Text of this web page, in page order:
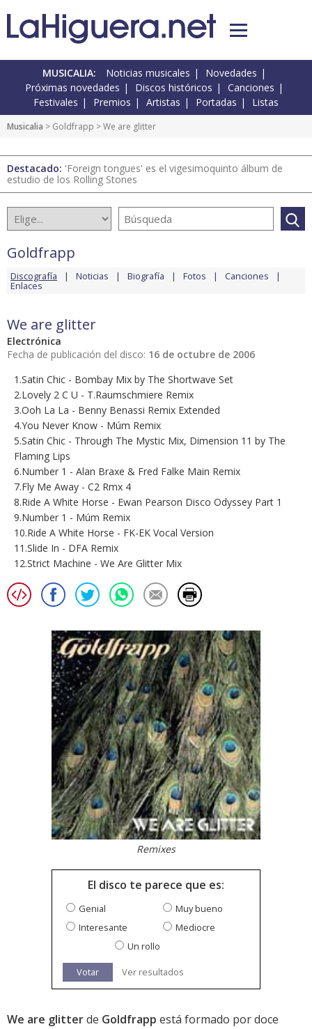
MUSICALIA: Noticias musicales
Novedades
Próximas novedades
Discos históricos
Canciones
Festivales
Premios Artistas Portadas Listas
Musicalia > Goldfrapp > We are glitter
Destacado: 'Foreign tongues' es el vigesimoquinto álbum de
estudio de los Rolling Stones
Goldfrapp
Discografía Noticias Biografía Fotos Canciones
Enlaces
We are glitter
Electrónica
Fecha de publicación del disco: 16 de octubre de 2006
1.Satin Chic - Bombay Mix by The Shortwave Set
2.Lovely 2 C U - T.Raumschmiere Remix
3.Ooh La La - Benny Benassi Remix Extended
4.You Never Know - Múm Remix
5.Satin Chic - Through The Mystic Mix, Dimension 11 by The
Flaming Lips
6.Number 1 - Alan Braxe & Fred Falke Main Remix
7.Fly Me Away - C2 Rmx 4
8.Ride A White Horse - Ewan Pearson Disco Odyssey Part 1
9.Number 1 - Múm Remix
10.Ride A White Horse - FK-EK Vocal Version
11.Slide In - DFA Remix
12.Strict Machine - We Are Glitter Mix
Remixes
El disco te parece que es:
Genial
Muy bueno
Interesante
Mediocre
Un rollo
Votar Ver resultados
We are glitterde Goldfrapp está formado por doce